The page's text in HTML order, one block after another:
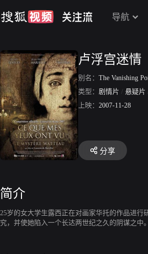
导航
卢浮宫迷情
别名： The Vanishing
类型： 剧情片 / 悬疑片
上映： 2007-11-28
分享
简介
25岁的女大学生露西正在对画家华托的作品进
究，并使她陷入一个长达两世纪之久的阴谋之中。